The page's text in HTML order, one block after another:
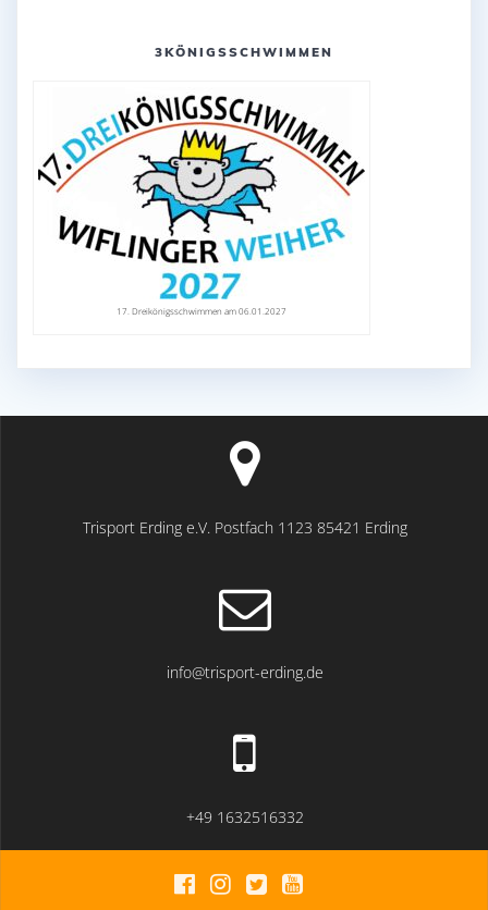
3KÖNIGSSCHWIMMEN
17. Dreikönigsschwimmen am 06.01.2027
Trisport Erding e.V. Postfach 1123 85421 Erding
info@trisport-erding.de
+49 1632516332